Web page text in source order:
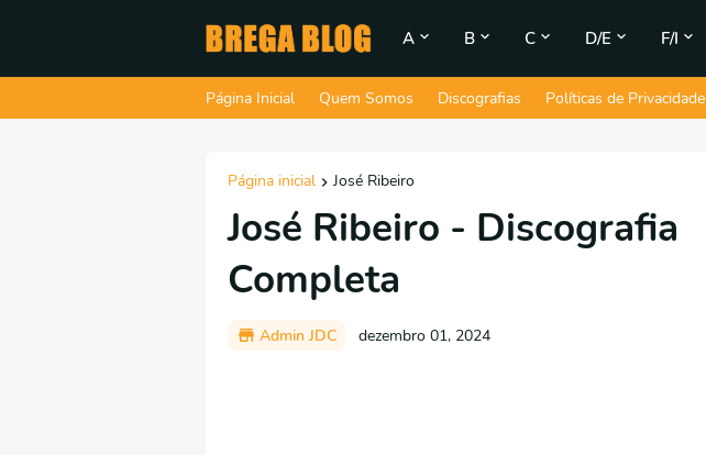
A B C D/E F/I
Página Inicial Quem Somos Discografias Políticas de Privacidade
Página inicial José Ribeiro
José Ribeiro - Discografia
Completa
Admin JDC dezembro 01, 2024